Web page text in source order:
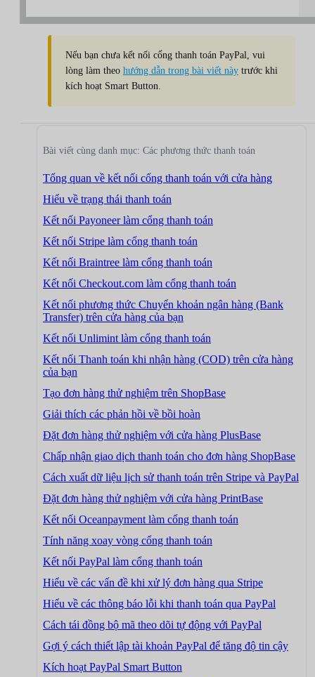
Nếu bạn chưa kết nối cổng thanh toán PayPal, vui
lòng làm theo hướng dẫn trong bài viết này trước khi
kích hoạt Smart Button.
Bài viết cùng danh mục: Các phương thức thanh toán
Tổng quan về kết nối cổng thanh toán với cửa hàng
Hiểu về trạng thái thanh toán
Kết nối Payoneer làm cổng thanh toán
Kết nối Stripe làm cổng thanh toán
Kết nối Braintree làm cổng thanh toán
Kết nối Checkout.com làm cổng thanh toán
Kết nối phương thức Chuyển khoản ngân hàng (Bank
Transfer) trên cửa hàng của bạn
Kết nối Unlimint làm cổng thanh toán
Kết nối Thanh toán khi nhận hàng (COD) trên cửa hàng
của bạn
Tạo đơn hàng thử nghiệm trên ShopBase
Giải thích các phản hồi về bồi hoàn
Đặt đơn hàng thử nghiệm với cửa hàng PlusBase
Chấp nhận giao dịch thanh toán cho đơn hàng ShopBase
Cách xuất dữ liệu lịch sử thanh toán trên Stripe và PayPal
Đặt đơn hàng thử nghiệm với cửa hàng PrintBase
Kết nối Oceanpayment làm cổng thanh toán
Tính năng xoay vòng cổng thanh toán
Kết nối PayPal làm cổng thanh toán
Hiểu về các vấn đề khi xử lý đơn hàng qua Stripe
Hiểu về các thông báo lỗi khi thanh toán qua PayPal
Cách tái đồng bộ mã theo dõi tự động với PayPal
Gợi ý cách thiết lập tài khoản PayPal để tăng độ tin cậy
Kích hoạt PayPal Smart Button